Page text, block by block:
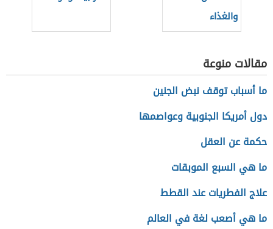
والغذاء
مقالات منوعة
ما أسباب توقف نبض الجنين
دول أمريكا الجنوبية وعواصمها
حكمة عن العقل
ما هي السبع الموبقات
علاج الفطريات عند القطط
ما هي أصعب لغة في العالم